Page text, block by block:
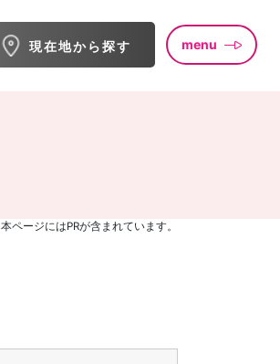
現在地から探す menu
本ページにはPRが含まれています。